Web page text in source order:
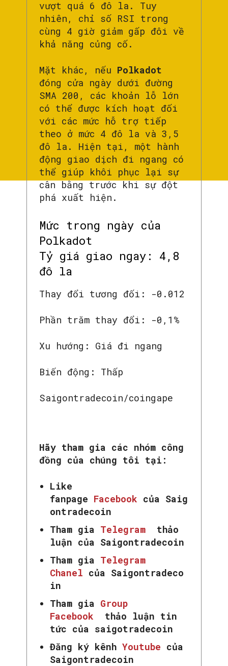
vượt quá 6 đô la. Tuy
nhiên, chỉ số RSI trong
cùng 4 giờ giảm gấp đôi về
khả năng củng cố.
Mặt khác, nếu Polkadot
đóng cửa ngày dưới đường
SMA 200, các khoản lỗ lớn
có thể được kích hoạt đối
với các mức hỗ trợ tiếp
theo ở mức 4 đô la và 3,5
đô la. Hiện tại, một hành
động giao dịch đi ngang có
thể giúp khôi phục lại sự
cân bằng trước khi sự đột
phá xuất hiện.
Mức trong ngày của
Polkadot
Tỷ giá giao ngay: 4,8
đô la
Thay đổi tương đối: -0.012
Phần trăm thay đổi: -0,1%
Xu hướng: Giá đi ngang
Biến động: Thấp
Saigontradecoin/coingape
Hãy tham gia các nhóm công
đồng của chúng tôi tại:
Like
fanpage Facebook của Saig
ontradecoin
Tham gia Telegram
thảo
luận của Saigontradecoin
Tham gia Telegram
Chanel của Saigontradeco
in
Tham gia Group
Facebook
thảo luận tin
tức của saigotradecoin
Đăng ký kênh Youtube của
Saigontradecoin